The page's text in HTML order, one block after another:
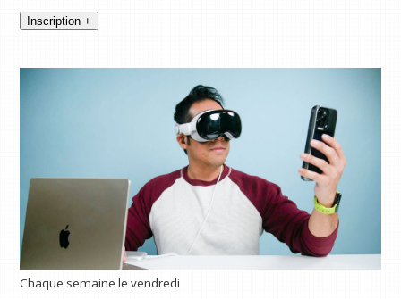
Inscription +
Chaque semaine le vendredi